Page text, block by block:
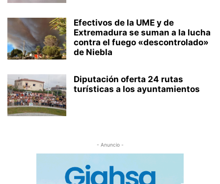
Efectivos de la UME y de
Extremadura se suman a la lucha
contra el fuego «descontrolado»
de Niebla
Diputación oferta 24 rutas
turísticas a los ayuntamientos
- Anuncio -